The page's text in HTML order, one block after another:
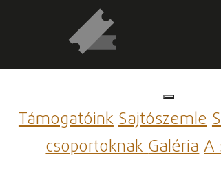
TámogatóinkSajtószemle
csoportoknakGalériaA